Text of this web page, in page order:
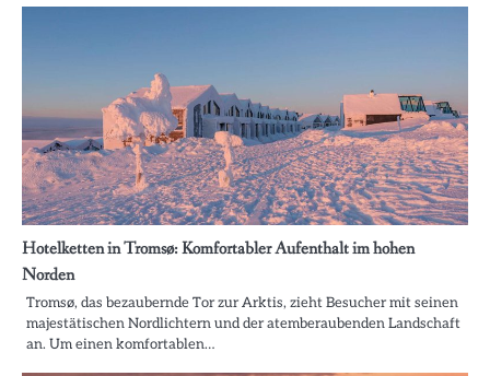
Hotelketten in Tromsø: Komfortabler Aufenthalt im hohen
Norden
Tromsø, das bezaubernde Tor zur Arktis, zieht Besucher mit seinen
majestätischen Nordlichtern und der atemberaubenden Landschaft
an. Um einen komfortablen…